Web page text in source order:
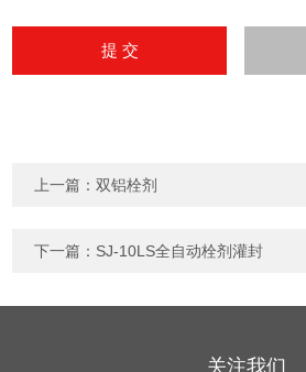
上一篇：双铝栓剂
下一篇： SJ-10LS全自动栓剂灌封
关注我们